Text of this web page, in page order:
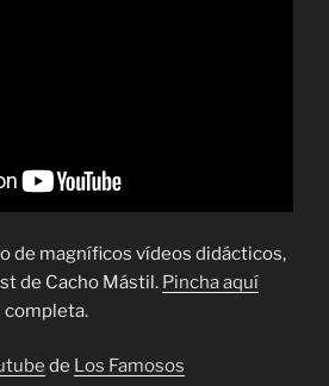
de magníficos vídeos didácticos,
de Cacho Mástil. Pincha aquí
completa.
de Los Famosos